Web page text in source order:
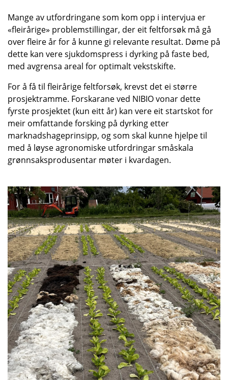
Mange av utfordringane som kom opp i intervjua er
«fleirårige» problemstillingar, der eit feltforsøk må gå
over fleire år for å kunne gi relevante resultat. Døme på
dette kan vere sjukdomspress i dyrking på faste bed,
med avgrensa areal for optimalt vekstskifte.
For å få til fleirårige feltforsøk, krevst det ei større
prosjektramme. Forskarane ved NIBIO vonar dette
fyrste prosjektet (kun eitt år) kan vere eit startskot for
meir omfattande forsking på dyrking etter
marknadshageprinsipp, og som skal kunne hjelpe til
med å løyse agronomiske utfordringar småskala
grønnsaksprodusentar møter i kvardagen.